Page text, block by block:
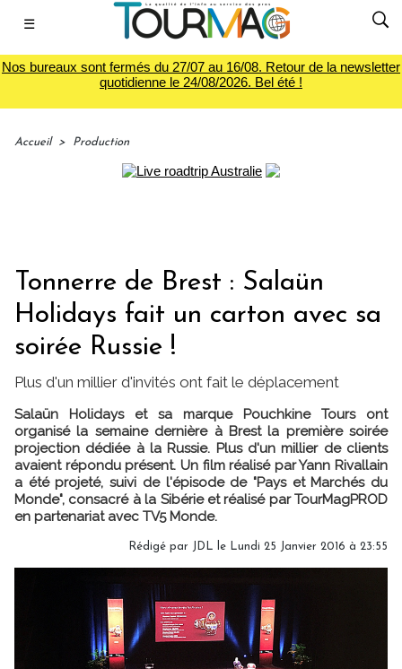
☰
Nos bureaux sont fermés du 27/07 au 16/08. Retour de la newsletter
quotidienne le 24/08/2026. Bel été !
Accueil > Production
Tonnerre de Brest : Salaün
Holidays fait un carton avec sa
soirée Russie !
Plus d'un millier d'invités ont fait le déplacement
Salaün Holidays et sa marque Pouchkine Tours ont
organisé la semaine dernière à Brest la première soirée
projection dédiée à la Russie. Plus d'un millier de clients
avaient répondu présent. Un film réalisé par Yann Rivallain
a été projeté, suivi de l'épisode de "Pays et Marchés du
Monde", consacré à la Sibérie et réalisé par TourMagPROD
en partenariat avec TV5 Monde.
Rédigé par JDL le Lundi 25 Janvier 2016 à 23:55